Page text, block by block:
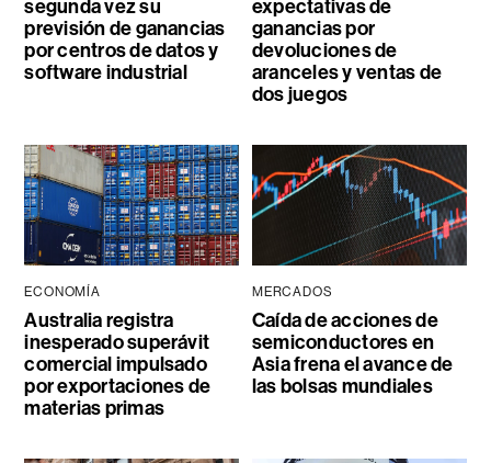
segunda vez su
previsión de ganancias
por centros de datos y
software industrial
expectativas de
ganancias por
devoluciones de
aranceles y ventas de
dos juegos
ECONOMÍA
Australia registra
inesperado superávit
comercial impulsado
por exportaciones de
materias primas
MERCADOS
Caída de acciones de
semiconductores en
Asia frena el avance de
las bolsas mundiales